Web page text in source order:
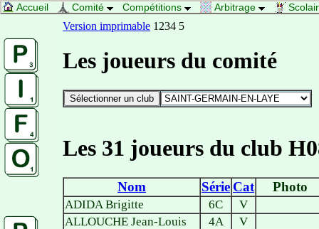
Accueil Comité Compétitions Arbitrage
Version imprimable 1234 5
Les joueurs du comité
Les 31 joueurs du club
Nom Série Cat Photo
ADIDA Brigitte 6C
V
ALLOUCHE Jean-Louis
4A
V